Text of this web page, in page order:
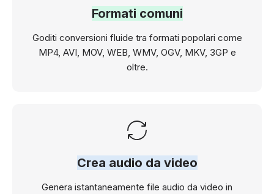
Formati comuni
Goditi conversioni fluide tra formati popolari come
MP4, AVI, MOV, WEB, WMV, OGV, MKV, 3GP e
oltre.
Crea audio da video
Genera istantaneamente file audio da video in